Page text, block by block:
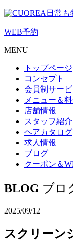
日常も
WEB予約
MENU
トップページ
コンセプト
会員制サー
メニュー＆
店舗情報
スタッフ紹介
ヘアカタログ
求人情報
ブログ
クーポン＆
BLOG ブロ
2025/09/12
スクリーン